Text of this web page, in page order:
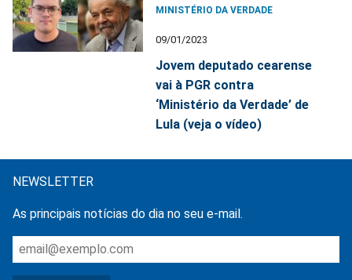
MINISTÉRIO DA VERDADE
09/01/2023
Jovem deputado cearense
vai à PGR contra
‘Ministério da Verdade’ de
Lula (veja o vídeo)
NEWSLETTER
As principais notícias do dia no seu e-mail.